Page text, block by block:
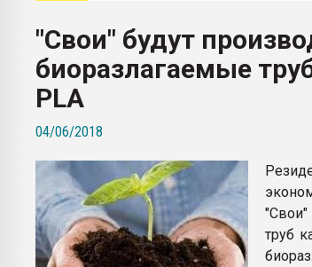
Продам отходы Композиция
поликарбоната и АБС-пластика
Armaloy PC/ABS-1IM черный цвет
"Свои" будут
биоразлагаемые
PLA
04/06/2018
"Свои"
труб